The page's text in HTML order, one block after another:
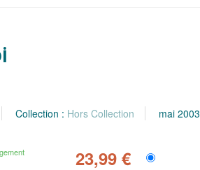
Collection : Hors Collection mai 2003
23,99 €